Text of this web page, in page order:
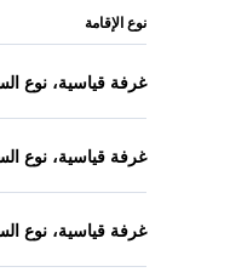
نوع الإقامة
غرفة قياسية، نوع
غرفة قياسية، نوع
غرفة قياسية، نوع